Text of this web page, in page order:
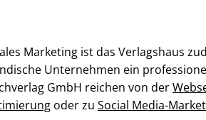
Marketing ist das Verlagshaus
Unternehmen ein
GmbH reichen von der
oder zu Social Media-